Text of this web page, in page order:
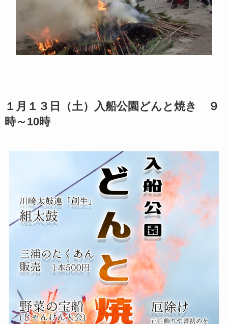
１月１３日（土）入船公園どんと焼き ９
時～10時